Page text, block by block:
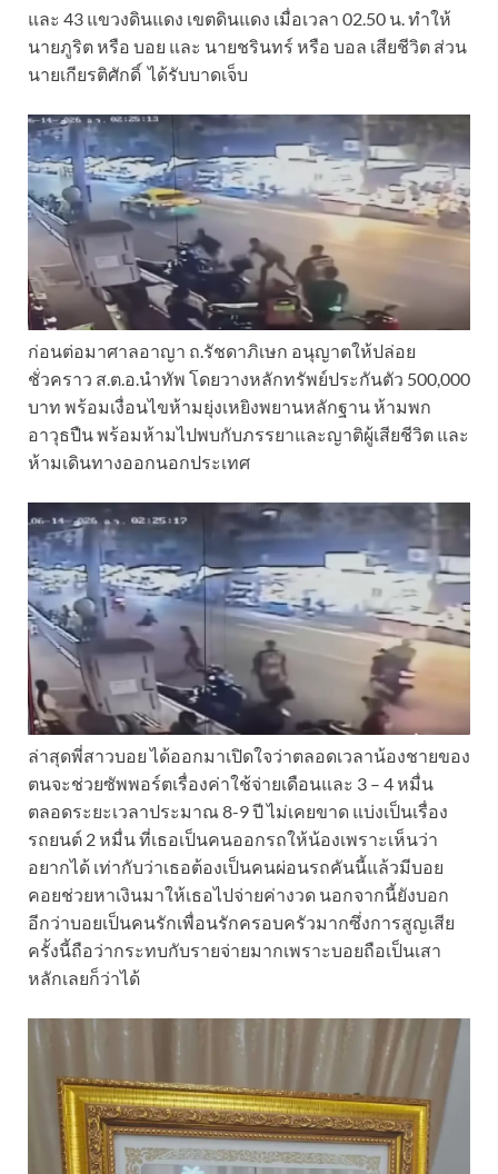
และ 43 แขวงดินแดง เขตดินแดง เมื่อเวลา 02.50 น. ทำให้
นายภูริต หรือ บอย และ นายชรินทร์ หรือ บอล เสียชีวิต ส่วน
นายเกียรติศักดิ์ ได้รับบาดเจ็บ
ก่อนต่อมาศาลอาญา ถ.รัชดาภิเษก อนุญาตให้ปล่อย
ชั่วคราว ส.ต.อ.นําทัพ โดยวางหลักทรัพย์ประกันตัว 500,000
บาท พร้อมเงื่อนไขห้ามยุ่งเหยิงพยานหลักฐาน ห้ามพก
อาวุธปืน พร้อมห้ามไปพบกับภรรยาและญาติผู้เสียชีวิต และ
ห้ามเดินทางออกนอกประเทศ
ล่าสุดพี่สาวบอย ได้ออกมาเปิดใจว่าตลอดเวลาน้องชายของ
ตนจะช่วยซัพพอร์ตเรื่องค่าใช้จ่ายเดือนและ 3 – 4 หมื่น
ตลอดระยะเวลาประมาณ 8-9 ปี ไม่เคยขาด แบ่งเป็นเรื่อง
รถยนต์ 2 หมื่น ที่เธอเป็นคนออกรถให้น้องเพราะเห็นว่า
อยากได้ เท่ากับว่าเธอต้องเป็นคนผ่อนรถคันนี้แล้วมีบอย
คอยช่วยหาเงินมาให้เธอไปจ่ายค่างวด นอกจากนี้ยังบอก
อีกว่าบอยเป็นคนรักเพื่อนรักครอบครัวมากซึ่งการสูญเสีย
ครั้งนี้ถือว่ากระทบกับรายจ่ายมากเพราะบอยถือเป็นเสา
หลักเลยก็ว่าได้